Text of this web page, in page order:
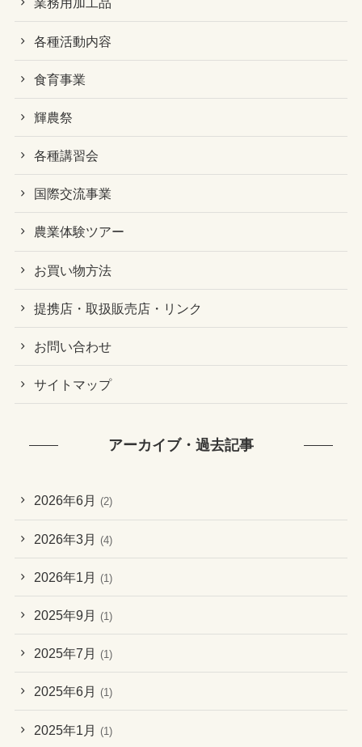
各種活動内容
食育事業
輝農祭
各種講習会
国際交流事業
農業体験ツアー
お買い物方法
提携店・取扱販売店・リンク
お問い合わせ
サイトマップ
アーカイブ・過去記事
2026年6月 (2)
2026年3月 (4)
2026年1月 (1)
2025年9月 (1)
2025年7月 (1)
2025年6月 (1)
2025年1月 (1)